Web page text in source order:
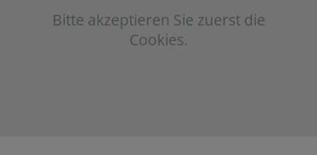
Bitte akzeptieren Sie zuerst die
Cookies.